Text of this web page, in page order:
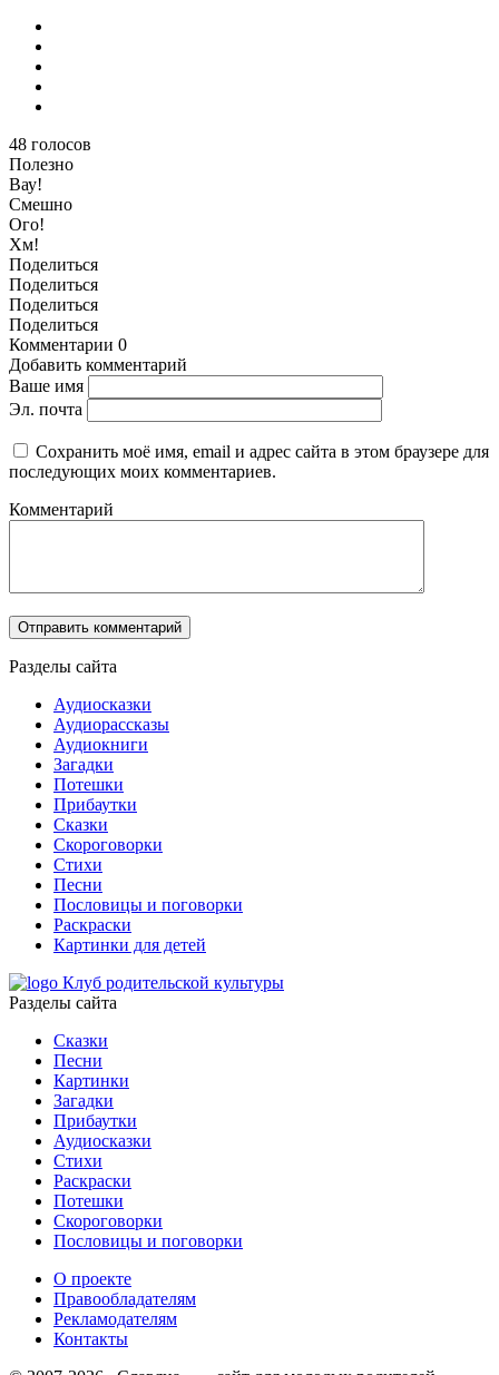
48 голосов
Полезно
Вау!
Смешно
Ого!
Хм!
Поделиться
Поделиться
Поделиться
Поделиться
Комментарии 0
Добавить комментарий
Ваше имя
Эл. почта
Сохранить моё имя, email и адрес сайта в этом браузере для
последующих моих комментариев.
Комментарий
Разделы сайта
Аудиосказки
Аудиорассказы
Аудиокниги
Загадки
Потешки
Прибаутки
Сказки
Скороговорки
Стихи
Песни
Пословицы и поговорки
Раскраски
Картинки для детей
Клуб родительской культуры
Разделы сайта
Сказки
Песни
Картинки
Загадки
Прибаутки
Аудиосказки
Стихи
Раскраски
Потешки
Скороговорки
Пословицы и поговорки
О проекте
Правообладателям
Рекламодателям
Контакты